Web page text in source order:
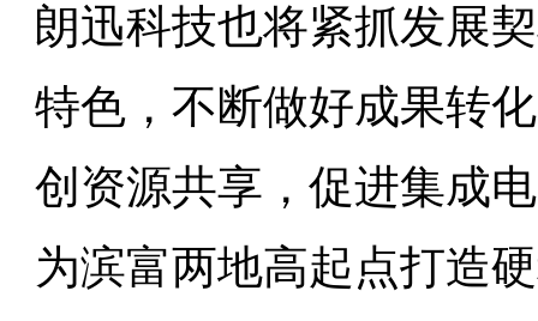
朗迅科技也将紧抓发展
特色，不断做好成果转
创资源共享，促进集成
为滨富两地高起点打造